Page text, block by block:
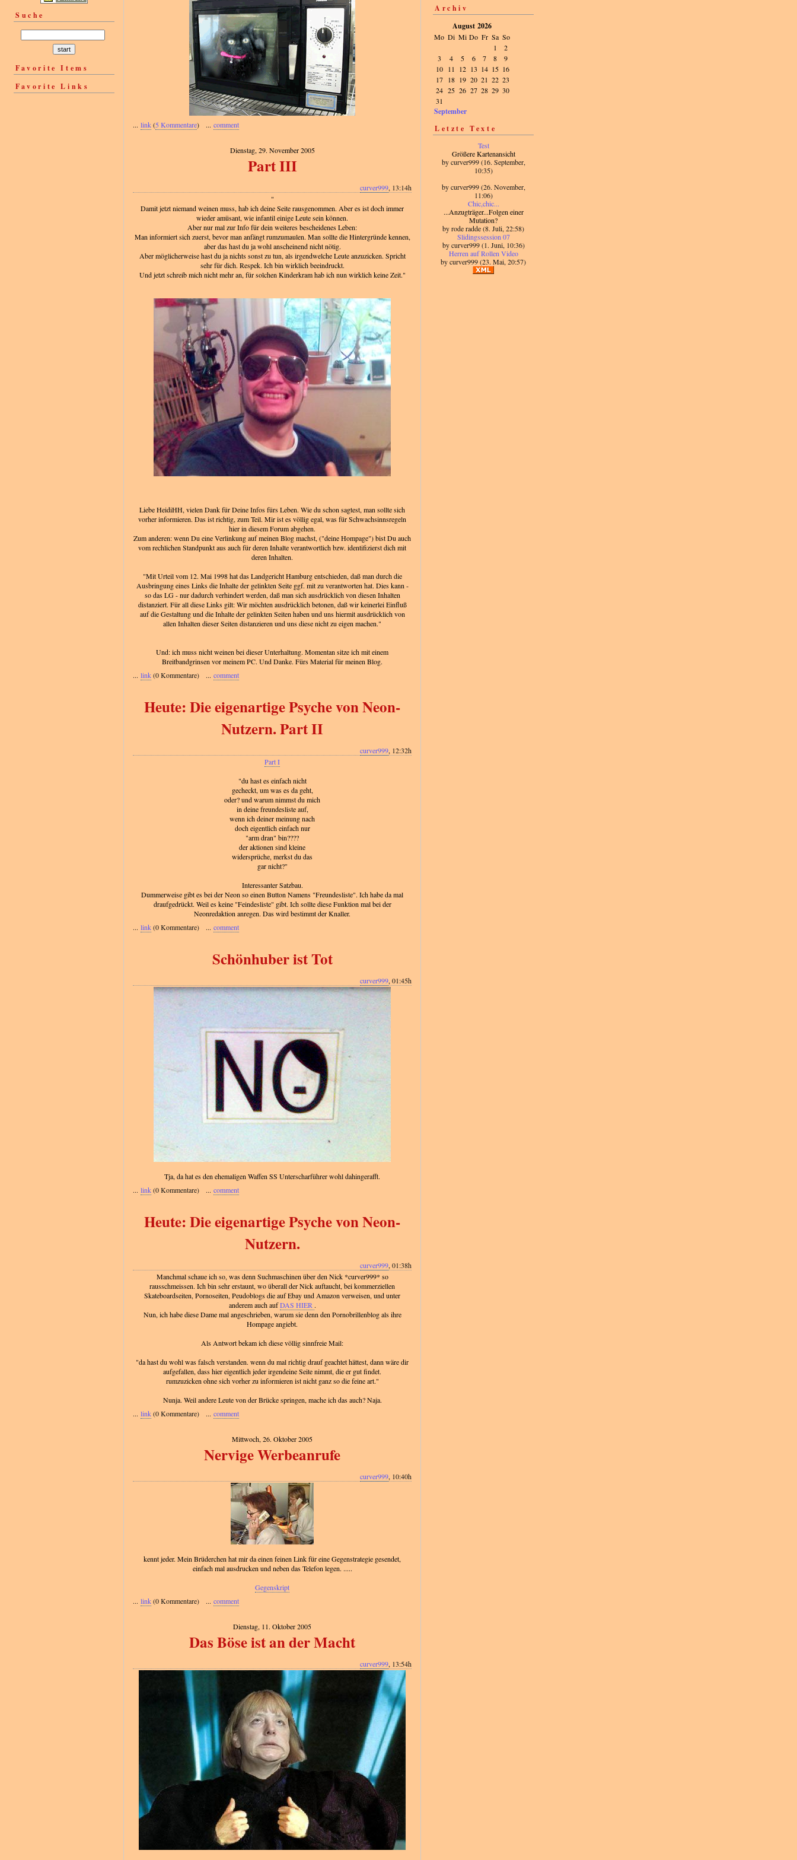
Suche
Favorite Items
Favorite Links
... link(5 Kommentare) ... comment
Dienstag, 29. November 2005
Part III
curver999, 13:14h
"
Damit jetzt niemand weinen muss, hab ich deine Seite rausgenommen. Aber es ist doch immer
wieder amüsant, wie infantil einige Leute sein können.
Aber nur mal zur Info für dein weiteres bescheidenes Leben:
Man informiert sich zuerst, bevor man anfängt rumzumaulen. Man sollte die Hintergründe kennen,
aber das hast du ja wohl anscheinend nicht nötig.
Aber möglicherweise hast du ja nichts sonst zu tun, als irgendwelche Leute anzuzicken. Spricht
sehr für dich. Respek. Ich bin wirklich beeindruckt.
Und jetzt schreib mich nicht mehr an, für solchen Kinderkram hab ich nun wirklich keine Zeit."
Liebe HeidiHH, vielen Dank für Deine Infos fürs Leben. Wie du schon sagtest, man sollte sich
vorher informieren. Das ist richtig, zum Teil. Mir ist es völlig egal, was für Schwachsinnsregeln
hier in diesem Forum abgehen.
Zum anderen: wenn Du eine Verlinkung auf meinen Blog machst, ("deine Hompage") bist Du auch
vom rechlichen Standpunkt aus auch für deren Inhalte verantwortlich bzw. identifizierst dich mit
deren Inhalten.
"Mit Urteil vom 12. Mai 1998 hat das Landgericht Hamburg entschieden, daß man durch die
Ausbringung eines Links die Inhalte der gelinkten Seite ggf. mit zu verantworten hat. Dies kann -
so das LG - nur dadurch verhindert werden, daß man sich ausdrücklich von diesen Inhalten
distanziert. Für all diese Links gilt: Wir möchten ausdrücklich betonen, daß wir keinerlei Einfluß
auf die Gestaltung und die Inhalte der gelinkten Seiten haben und uns hiermit ausdrücklich von
allen Inhalten dieser Seiten distanzieren und uns diese nicht zu eigen machen."
Und: ich muss nicht weinen bei dieser Unterhaltung. Momentan sitze ich mit einem
Breitbandgrinsen vor meinem PC. Und Danke. Fürs Material für meinen Blog.
... link(0 Kommentare) ... comment
Heute: Die eigenartige Psyche von Neon-
Nutzern. Part II
curver999, 12:32h
Part I
"du hast es einfach nicht
gecheckt, um was es da geht,
oder? und warum nimmst du mich
in deine freundesliste auf,
wenn ich deiner meinung nach
doch eigentlich einfach nur
"arm dran" bin????
der aktionen sind kleine
widersprüche, merkst du das
gar nicht?"
Interessanter Satzbau.
Dummerweise gibt es bei der Neon so einen Button Namens "Freundesliste". Ich habe da mal
draufgedrückt. Weil es keine "Feindesliste" gibt. Ich sollte diese Funktion mal bei der
Neonredaktion anregen. Das wird bestimmt der Knaller.
... link(0 Kommentare) ... comment
Schönhuber ist Tot
curver999, 01:45h
Tja, da hat es den ehemaligen Waffen SS Unterscharführer wohl dahingerafft.
... link(0 Kommentare) ... comment
Heute: Die eigenartige Psyche von Neon-
Nutzern.
curver999, 01:38h
Manchmal schaue ich so, was denn Suchmaschinen über den Nick *curver999* so
rausschmeissen. Ich bin sehr erstaunt, wo überall der Nick auftaucht, bei kommerziellen
Skateboardseiten, Pornoseiten, Peudoblogs die auf Ebay und Amazon verweisen, und unter
anderem auch aufDAS HIER .
Nun, ich habe diese Dame mal angeschrieben, warum sie denn den Pornobrillenblog als ihre
Hompage angiebt.
Als Antwort bekam ich diese völlig sinnfreie Mail:
"da hast du wohl was falsch verstanden. wenn du mal richtig drauf geachtet hättest, dann wäre dir
aufgefallen, dass hier eigentlich jeder irgendeine Seite nimmt, die er gut findet.
rumzuzicken ohne sich vorher zu informieren ist nicht ganz so die feine art."
Nunja. Weil andere Leute von der Brücke springen, mache ich das auch? Naja.
... link(0 Kommentare) ... comment
Mittwoch, 26. Oktober 2005
Nervige Werbeanrufe
curver999, 10:40h
kennt jeder. Mein Brüderchen hat mir da einen feinen Link für eine Gegenstrategie gesendet,
einfach mal ausdrucken und neben das Telefon legen. .....
Gegenskript
... link(0 Kommentare) ... comment
Dienstag, 11. Oktober 2005
Das Böse ist an der Macht
curver999, 13:54h
Archiv
August 2026
Mo Di Mi Do Fr Sa So
1
2
3
4 5 6 7 8
9
10
11 12 13 14 15 16
17
18 19 20 21 22 23
24 25 26 27 28 29 30
31
September
Letzte Texte
Test
Größere Kartenansicht
by curver999 (16. September,
10:35)
by curver999 (26. November,
11:06)
Chic,chic...
...Anzugträger...Folgen einer
Mutation?
by rode radde (8. Juli, 22:58)
Slidingssession 07
by curver999 (1. Juni, 10:36)
Herren auf Rollen Video
by curver999 (23. Mai, 20:57)